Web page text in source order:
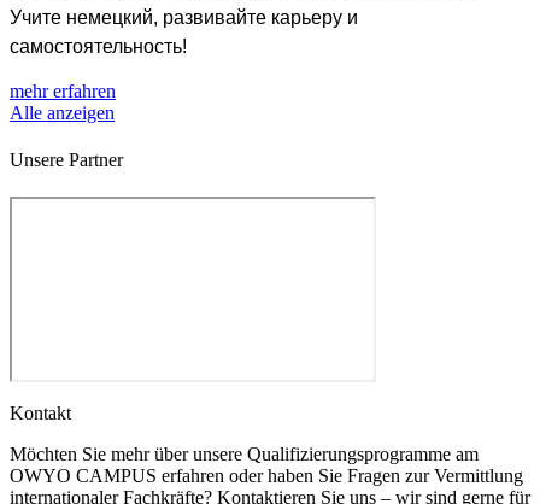
Учите немецкий, развивайте карьеру и
самостоятельность!
mehr erfahren
Alle anzeigen
Unsere Partner
Kontakt
Möchten Sie mehr über unsere Qualifizierungsprogramme am
OWYO CAMPUS erfahren oder haben Sie Fragen zur Vermittlung
internationaler Fachkräfte? Kontaktieren Sie uns – wir sind gerne für